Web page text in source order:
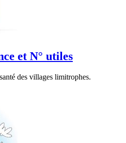
et N° utiles
des villages limitrophes.